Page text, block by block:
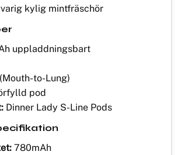
kylig mintfräschör
uppladdningsbart
to-Lung)
pod
Dinner Lady S-Line Pods
780mAh